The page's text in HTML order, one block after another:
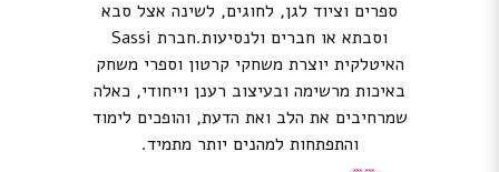
ספרים וציוד לגן, לחוגים, לשינה אצל סבא
וסבתא או חברים ולנסיעות.חברת Sassi
האיטלקית יוצרת משחקי קרטון וספרי משחק
באיכות מרשימה ובעיצוב רענן וייחודי, כאלה
שמרחיבים את הלב ואת הדעת, והופכים לימוד
והתפתחות למהנים יותר מתמיד.